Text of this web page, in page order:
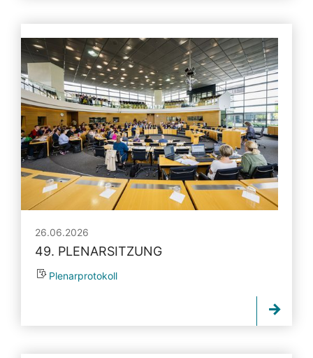
26.06.2026
49. PLENARSITZUNG
Plenarprotokoll